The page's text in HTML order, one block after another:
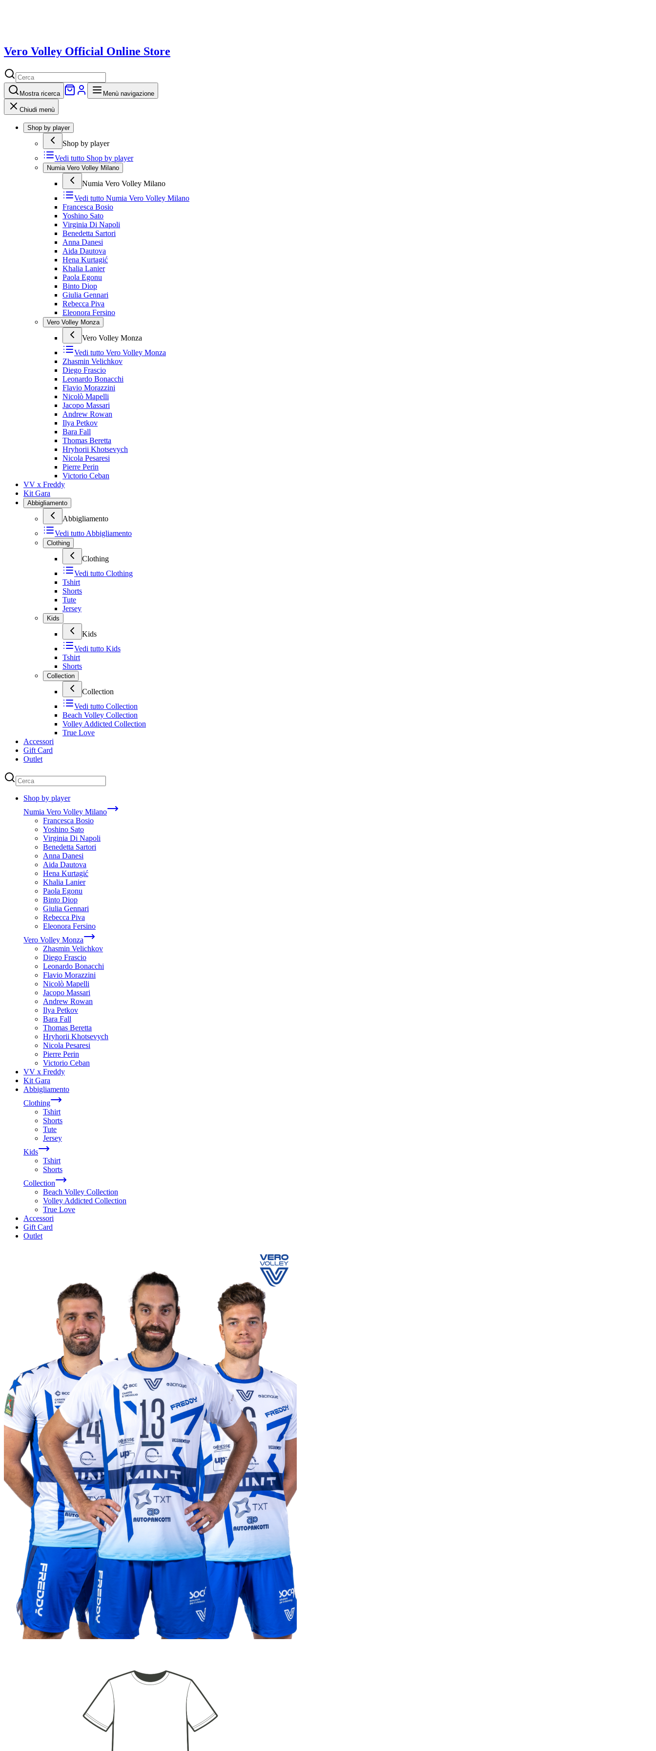
Vero Volley Official Online Store
Mostra ricerca Menù navigazione
Chiudi menù
Shop by player
Shop by player
Vedi tutto Shop by player
Numia Vero Volley Milano
Numia Vero Volley Milano
Vedi tutto Numia Vero Volley Milano
Francesca Bosio
Yoshino Sato
Virginia Di Napoli
Benedetta Sartori
Anna Danesi
Aida Dautova
Hena Kurtagić
Khalia Lanier
Paola Egonu
Binto Diop
Giulia Gennari
Rebecca Piva
Eleonora Fersino
Vero Volley Monza
Vero Volley Monza
Vedi tutto Vero Volley Monza
Zhasmin Velichkov
Diego Frascio
Leonardo Bonacchi
Flavio Morazzini
Nicolò Mapelli
Jacopo Massari
Andrew Rowan
Ilya Petkov
Bara Fall
Thomas Beretta
Hryhorii Khotsevych
Nicola Pesaresi
Pierre Perin
Victorio Ceban
VV x Freddy
Kit Gara
Abbigliamento
Abbigliamento
Vedi tutto Abbigliamento
Clothing
Clothing
Vedi tutto Clothing
Tshirt
Shorts
Tute
Jersey
Kids
Kids
Vedi tutto Kids
Tshirt
Shorts
Collection
Collection
Vedi tutto Collection
Beach Volley Collection
Volley Addicted Collection
True Love
Accessori
Gift Card
Outlet
Shop by player
Numia Vero Volley Milano
Francesca Bosio
Yoshino Sato
Virginia Di Napoli
Benedetta Sartori
Anna Danesi
Aida Dautova
Hena Kurtagić
Khalia Lanier
Paola Egonu
Binto Diop
Giulia Gennari
Rebecca Piva
Eleonora Fersino
Vero Volley Monza
Zhasmin Velichkov
Diego Frascio
Leonardo Bonacchi
Flavio Morazzini
Nicolò Mapelli
Jacopo Massari
Andrew Rowan
Ilya Petkov
Bara Fall
Thomas Beretta
Hryhorii Khotsevych
Nicola Pesaresi
Pierre Perin
Victorio Ceban
VV x Freddy
Kit Gara
Abbigliamento
Clothing
Tshirt
Shorts
Tute
Jersey
Kids
Tshirt
Shorts
Collection
Beach Volley Collection
Volley Addicted Collection
True Love
Accessori
Gift Card
Outlet